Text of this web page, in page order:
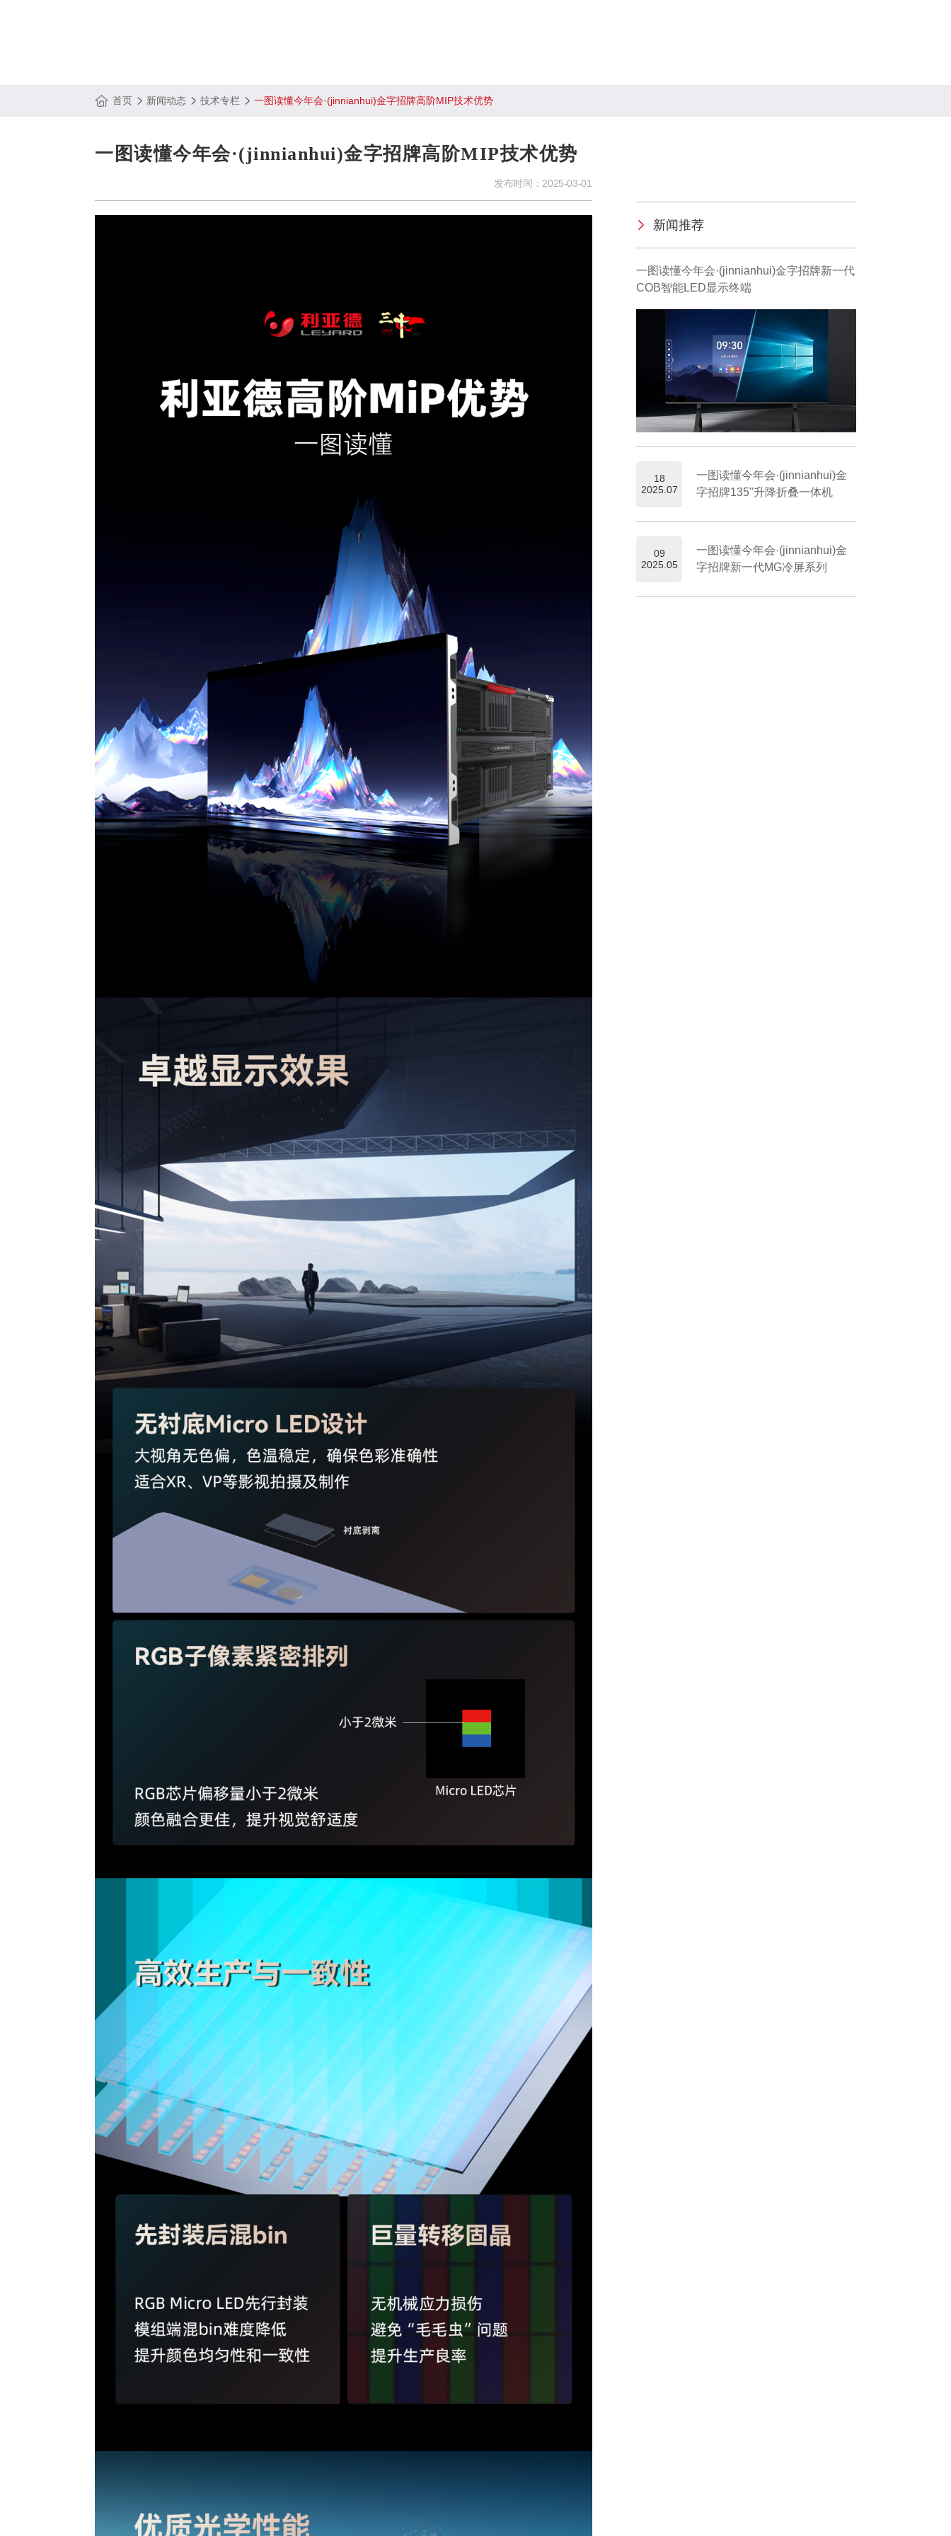
首页 新闻动态 技术专栏 一图读懂今年会·(jinnianhui)金字招牌高阶MIP技术优势
一图读懂今年会·(jinnianhui)金字招牌高阶MIP技术优势
发布时间： 2025-03-01
新闻推荐
一图读懂今年会·(jinnianhui)金字招牌新一代
COB智能LED显示终端
18
2025.07
一图读懂今年会·(jinnianhui)金
字招牌135"升降折叠一体机
09
2025.05
一图读懂今年会·(jinnianhui)金
字招牌新一代MG冷屏系列